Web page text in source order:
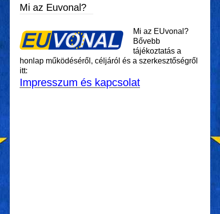
Mi az Euvonal?
Mi az EUvonal?
Bővebb
tájékoztatás a
honlap működéséről, céljáról és a szerkesztőségről
itt:
Impresszum és kapcsolat